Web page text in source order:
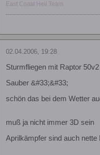
East Coast Heli Team
02.04.2006, 19:28
Sturmfliegen mit Raptor 50v2
Sauber &#33;&#33;
schön das bei dem Wetter
muß ja nicht immer 3D sein
Aprilkämpfer sind auch nette